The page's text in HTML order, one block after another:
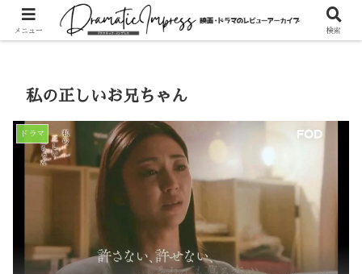
ドラマ
私の正しいお兄ちゃん
ドラマ
メニュー 検索